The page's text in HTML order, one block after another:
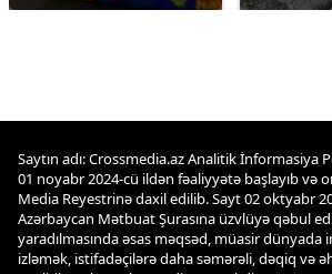
Saytın adı: Crossmedia.az Analitik İnformasiya
01 noyabr 2024-cü ildən fəaliyyətə başlayıb və
Media Reyestrinə daxil edilib. Sayt 02 oktyabr
Azərbaycan Mətbuat Şurasına üzvlüyə qəbul
yaradılmasında əsas məqsəd, müasir dünyada
izləmək, istifadəçilərə daha səmərəli, dəqiq və